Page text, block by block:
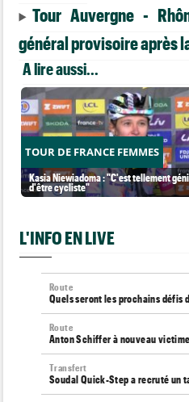
Tour Auvergne -
général provisoire après
A lire aussi...
TOUR DE FRANCE FEMMES
Kasia Niewiadoma : "C'est tellement
d'être cycliste"
L'INFO EN LIVE
Route
Quels seront les prochains défis
Route
Anton Schiffer à nouveau
Transfert
Soudal Quick-Step a recruté un